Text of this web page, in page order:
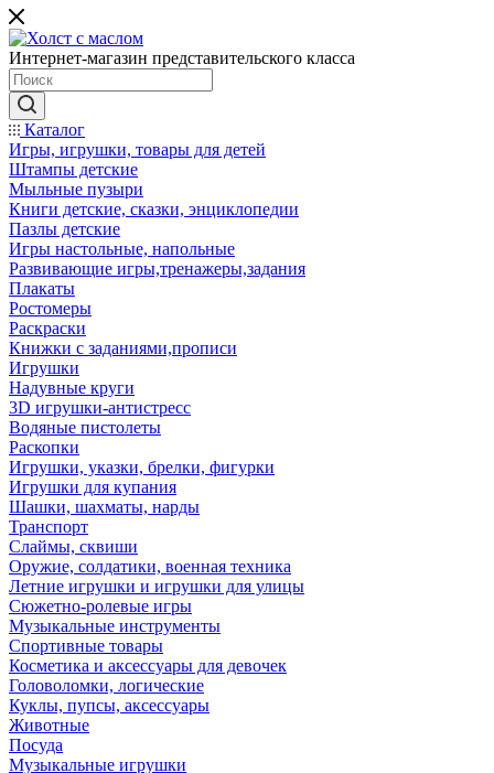
Интернет-магазин представительского класса
Каталог
Игры, игрушки, товары для детей
Штампы детские
Мыльные пузыри
Книги детские, сказки, энциклопедии
Пазлы детские
Игры настольные, напольные
Развивающие игры,тренажеры,задания
Плакаты
Ростомеры
Раскраски
Книжки с заданиями,прописи
Игрушки
Надувные круги
3D игрушки-антистресс
Водяные пистолеты
Раскопки
Игрушки, указки, брелки, фигурки
Игрушки для купания
Шашки, шахматы, нарды
Транспорт
Слаймы, сквиши
Оружие, солдатики, военная техника
Летние игрушки и игрушки для улицы
Сюжетно-ролевые игры
Музыкальные инструменты
Спортивные товары
Косметика и аксессуары для девочек
Головоломки, логические
Куклы, пупсы, аксессуары
Животные
Посуда
Музыкальные игрушки